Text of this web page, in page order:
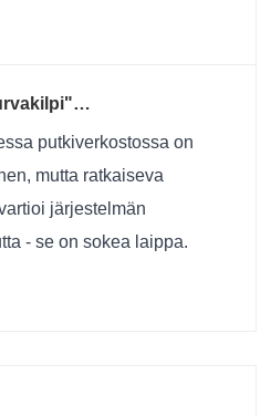
putkiverkostossa on
mutta ratkaiseva
järjestelmän
- se on sokea laippa.